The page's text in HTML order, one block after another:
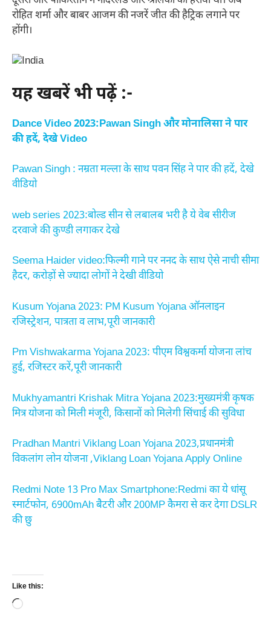
रोहित शर्मा और बाबर आजम की नजरें जीत की हैट्रिक लगाने पर
होंगी।
यह खबरें भी पढ़ें :-
Dance Video 2023:Pawan Singh और मोनालिसा ने पार
की हदें, देखे Video
Pawan Singh : नम्रता मल्ला के साथ पवन सिंह ने पार की हदें, देखे
वीडियो
web series 2023:बोल्ड सीन से लबालब भरी है ये वेब सीरीज
दरवाजे की कुण्डी लगाकर देखे
Seema Haider video:फिल्मी गाने पर ननद के साथ ऐसे नाची सीमा
हैदर, करोड़ों से ज्यादा लोगों ने देखी वीडियो
Kusum Yojana 2023: PM Kusum Yojana ऑनलाइन
रजिस्ट्रेशन, पात्रता व लाभ,पूरी जानकारी
Pm Vishwakarma Yojana 2023: पीएम विश्वकर्मा योजना लांच
हुई, रजिस्टर करें,पूरी जानकारी
Mukhyamantri Krishak Mitra Yojana 2023:मुख्यमंत्री कृषक
मित्र योजना को मिली मंजूरी, किसानों को मिलेगी सिंचाई की सुविधा
Pradhan Mantri Viklang Loan Yojana 2023,प्रधानमंत्री
विकलांग लोन योजना ,Viklang Loan Yojana Apply Online
Redmi Note 13 Pro Max Smartphone:Redmi का ये धांसू
स्मार्टफोन, 6900mAh बैटरी और 200MP कैमरा से कर देगा DSLR
की छु
Like this:
Loading…